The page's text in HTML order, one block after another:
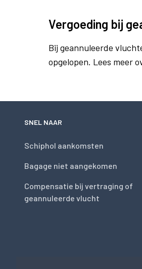
Vergoeding bij
Bij geannuleerde
opgelopen. Lees meer
SNEL NAAR
Schiphol aankomsten
Bagage niet aangekomen
Compensatie bij vertraging of
geannuleerde vlucht